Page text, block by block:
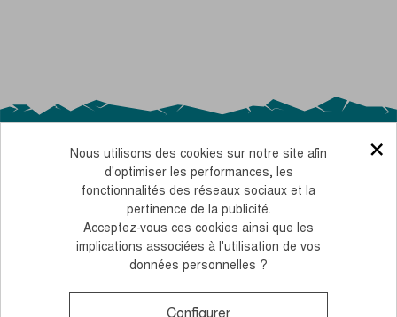
NOS ENGAGEMENTS RSE
BÂTONS PERSONNALISÉS POUR LES ENTREPRISES
MENTIONS LÉGALES
CONDITIONS GÉNÉRALES DE VENTE
COOKIES ET DONNÉES PERSONNELLES
×
Nous utilisons des cookies sur notre site afin
d'optimiser les performances, les
fonctionnalités des réseaux sociaux et la
pertinence de la publicité.
Acceptez-vous ces cookies ainsi que les
implications associées à l'utilisation de vos
données personnelles ?
Configurer